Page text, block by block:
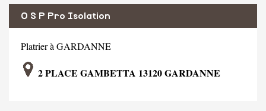
O S P Pro Isolation
Platrier à GARDANNE
2 PLACE GAMBETTA 13120 GARDANNE